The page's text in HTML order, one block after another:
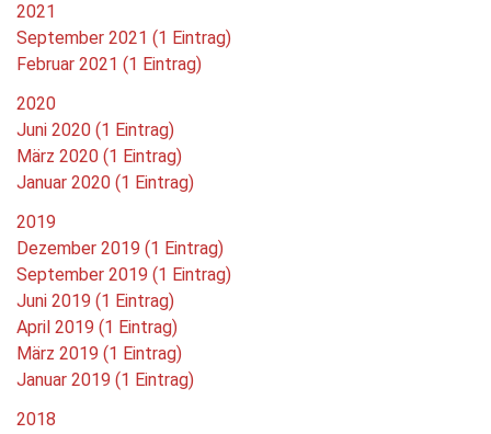
2021
September 2021 (1 Eintrag)
Februar 2021 (1 Eintrag)
2020
Juni 2020 (1 Eintrag)
März 2020 (1 Eintrag)
Januar 2020 (1 Eintrag)
2019
Dezember 2019 (1 Eintrag)
September 2019 (1 Eintrag)
Juni 2019 (1 Eintrag)
April 2019 (1 Eintrag)
März 2019 (1 Eintrag)
Januar 2019 (1 Eintrag)
2018